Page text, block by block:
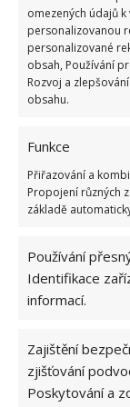
omezených údajů
personalizovanou
personalizované
obsah, Používání
Rozvoj a
obsahu.
Funkce
Přiřazování a
Propojení různých
základě
Používání
Identifikace
informací.
Zajištění
zjišťování
Poskytování a
zelenina a
jsou
a melouny:
bývá
pažitka: po
omáčky s
majonéza:
obyčejný
zakysaná
výrobky:
syrová
praskají a
vejce